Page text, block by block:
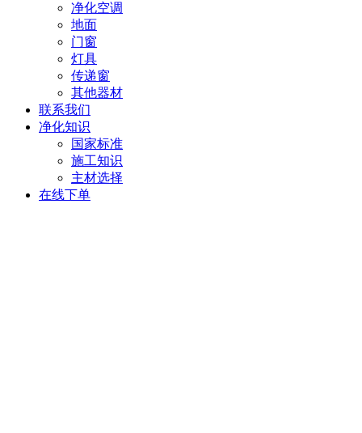
净化空调
地面
门窗
灯具
传递窗
其他器材
联系我们
净化知识
国家标准
施工知识
主材选择
在线下单